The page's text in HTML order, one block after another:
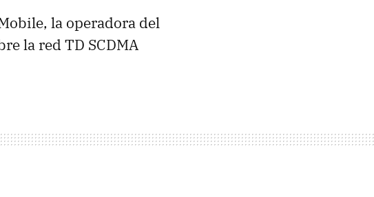
la operadora del
la red TD SCDMA